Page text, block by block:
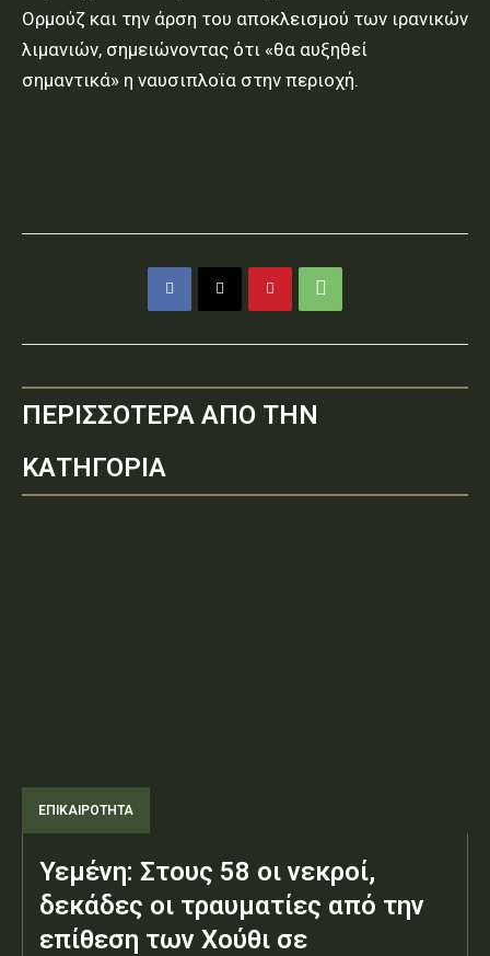
Ορμούζ και την άρση του αποκλεισμού των ιρανικών
λιμανιών, σημειώνοντας ότι «θα αυξηθεί
σημαντικά» η ναυσιπλοϊα στην περιοχή.
ΠΕΡΙΣΣΟΤΕΡΑ ΑΠΟ ΤΗΝ
ΚΑΤΗΓΟΡΙΑ
ΕΠΙΚΑΙΡΟΤΗΤΑ
Υεμένη: Στους 58 οι νεκροί,
δεκάδες οι τραυματίες από την
επίθεση των Χούθι σε